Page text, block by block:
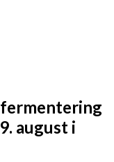
august i